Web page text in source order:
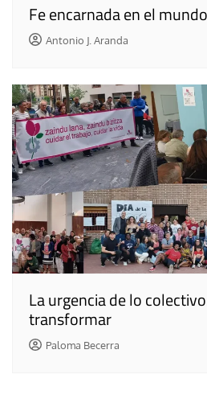
Fe encarnada en el
Antonio J. Aranda
La urgencia de lo
transformar
Paloma Becerra